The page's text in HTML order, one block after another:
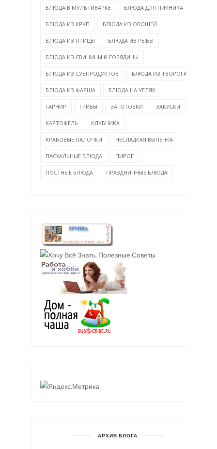
БЛЮДА В МУЛЬТИВАРКЕ БЛЮДА ДЛЯ ПИКНИКА
БЛЮДА ИЗ КРУП БЛЮДА ИЗ ОВОЩЕЙ
БЛЮДА ИЗ ПТИЦЫ БЛЮДА ИЗ РЫБЫ
БЛЮДА ИЗ СВИНИНЫ И ГОВЯДИНЫ
БЛЮДА ИЗ СУБПРОДУКТОВ БЛЮДА ИЗ ТВОРОГА
БЛЮДА ИЗ ФАРША БЛЮДА НА УГЛЯХ
ГАРНИР ГРИБЫ ЗАГОТОВКИ ЗАКУСКИ
КАРТОФЕЛЬ КЛУБНИКА
КРАБОВЫЕ ПАЛОЧКИ НЕСЛАДКАЯ ВЫПЕЧКА
ПАСХАЛЬНЫЕ БЛЮДА ПИРОГ
ПОСТНЫЕ БЛЮДА ПРАЗДНИЧНЫЕ БЛЮДА
АРХИВ БЛОГА